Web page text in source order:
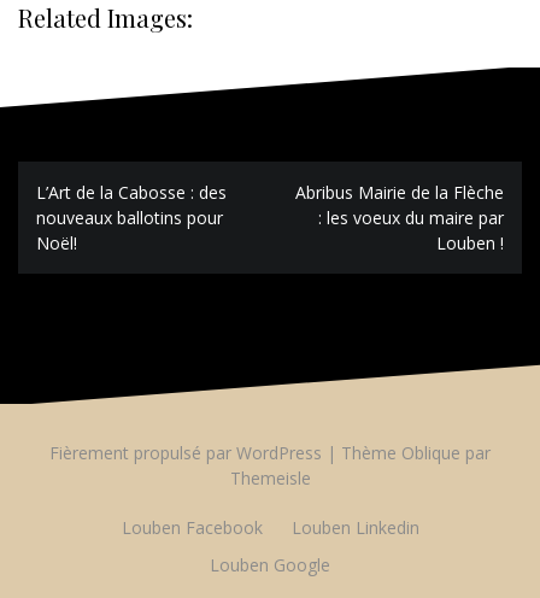
Related Images:
Navigation
de
l’article
L’Art de la Cabosse : des
nouveaux ballotins pour
Noël!
Abribus Mairie de la Flèche
: les voeux du maire par
Louben !
Fièrement propulsé par WordPress | Thème Oblique par
Themeisle
Louben Facebook
Louben Linkedin
Louben Google